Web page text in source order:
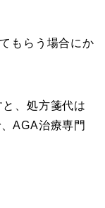
もらう場合にか
、処方箋代は
AGA治療専門